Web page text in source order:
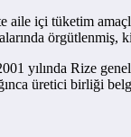
aile içi tüketim
örgütlenmiş,
yılında Rize
üretici birliği